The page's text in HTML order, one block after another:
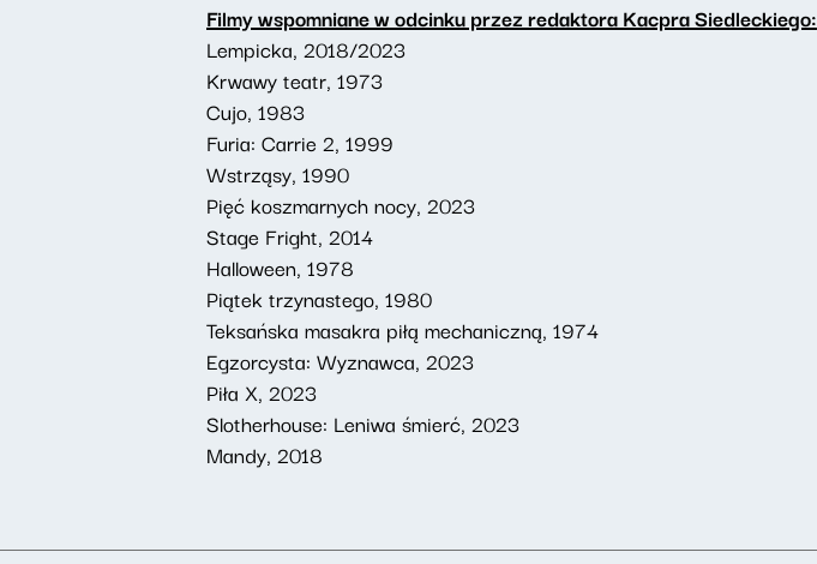
Filmy wspomniane w odcinku przez redaktora Kacpra Siedleckiego:
Lempicka, 2018/2023
Krwawy teatr, 1973
Cujo, 1983
Furia: Carrie 2, 1999
Wstrząsy, 1990
Pięć koszmarnych nocy, 2023
Stage Fright, 2014
Halloween, 1978
Piątek trzynastego, 1980
Teksańska masakra piłą mechaniczną, 1974
Egzorcysta: Wyznawca, 2023
Piła X, 2023
Slotherhouse: Leniwa śmierć, 2023
Mandy, 2018